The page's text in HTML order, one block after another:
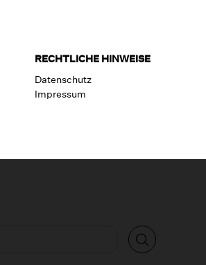
RECHTLICHE HINWEISE
Datenschutz
Impressum
Suchen